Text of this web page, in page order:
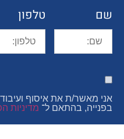
ת את איסוף ועיבוד פרטיי
בהתאם ל־מדיניות הפרטיות